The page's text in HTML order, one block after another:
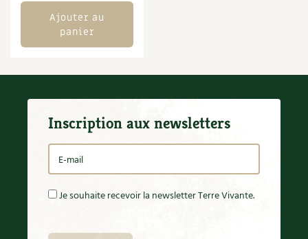
Carnets de saison
Actualités
Vidéos et podcasts
Ajouter au
panier
Inscription aux newsletters
Je souhaite recevoir la newsletter Terre Vivante.